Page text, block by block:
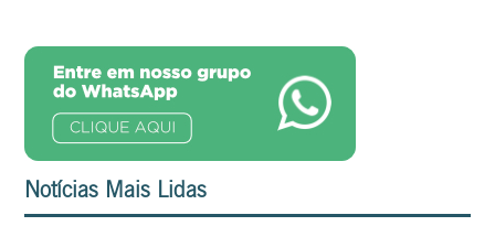
Notícias Mais Lidas